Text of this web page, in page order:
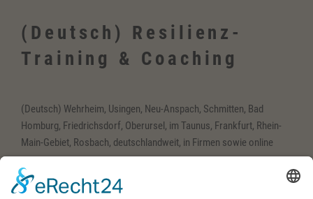
(Deutsch) Resilienz-
Training & Coaching
(Deutsch) Wehrheim, Usingen, Neu-Anspach, Schmitten, Bad
Homburg, Friedrichsdorf, Oberursel, im Taunus, Frankfurt, Rhein-
Main-Gebiet, Rosbach, deutschlandweit, in Firmen sowie online